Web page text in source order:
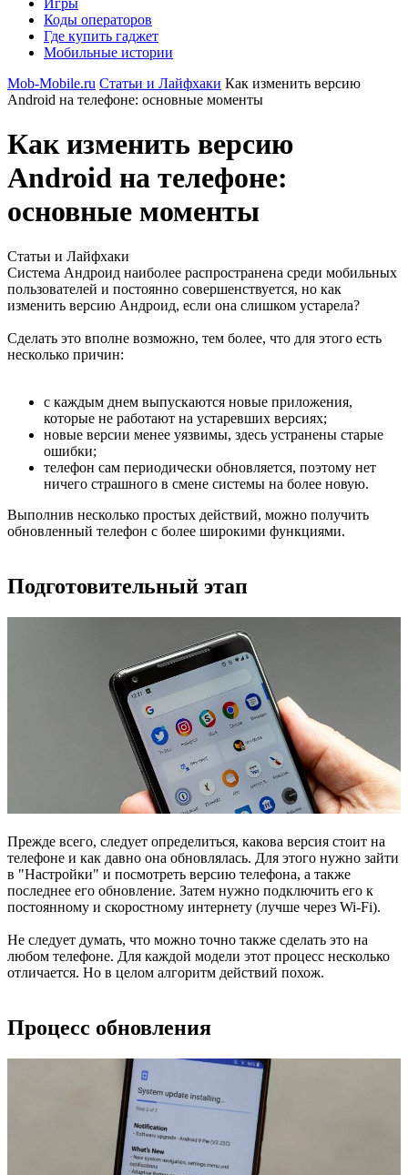
Игры
Коды операторов
Где купить гаджет
Мобильные истории
Mob-Mobile.ru Статьи и Лайфхаки Как изменить версию
Android на телефоне: основные моменты
Как изменить версию
Android на телефоне:
основные моменты
Статьи и Лайфхаки
Система Андроид наиболее распространена среди мобильных
пользователей и постоянно совершенствуется, но как
изменить версию Андроид, если она слишком устарела?
Сделать это вполне возможно, тем более, что для этого есть
несколько причин:
с каждым днем выпускаются новые приложения,
которые не работают на устаревших версиях;
новые версии менее уязвимы, здесь устранены старые
ошибки;
телефон сам периодически обновляется, поэтому нет
ничего страшного в смене системы на более новую.
Выполнив несколько простых действий, можно получить
обновленный телефон с более широкими функциями.
Подготовительный этап
Прежде всего, следует определиться, какова версия стоит на
телефоне и как давно она обновлялась. Для этого нужно зайти
в "Настройки" и посмотреть версию телефона, а также
последнее его обновление. Затем нужно подключить его к
постоянному и скоростному интернету (лучше через Wi-Fi).
Не следует думать, что можно точно также сделать это на
любом телефоне. Для каждой модели этот процесс несколько
отличается. Но в целом алгоритм действий похож.
Процесс обновления